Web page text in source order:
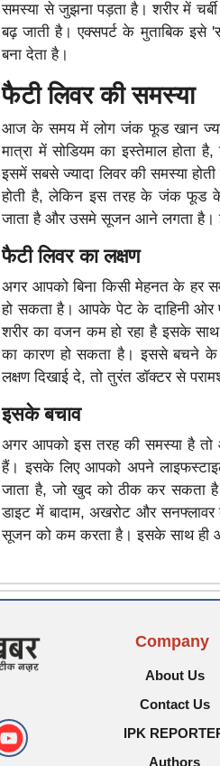
समस्या से जुझना पड़ता है। शरीर में
बढ़ जाती है। एक्सपर्ट के मुताबिक इसे
बना देता है।
फैटी लिवर की समस्या
आज के समय में लोग जंक फूड खान
मात्रा में सोडियम का इस्तेमाल होता
इसमें सबसे ज्यादा लिवर की समस्या
होती है, लेकिन इस तरह के जंक फूड के
जाता है और उसमे सूजन आने लगता है।
फैटी लिवर का लक्षण
अगर आपको बिना किसी मेहनत के हर
हो सकता है। आपके पेट के दाहिनी ओर
शरीर का वजन कम हो रहा है इसके
का कारण हो सकता है। इससे बचने के
लक्षण दिखाई दे, तो तुरंत डॉक्टर से
इसके बचाव
अगर आपको इस तरह की समस्या है
हैं। इसके लिए आपको अपने
जाता है, जो खुद को ठीक कर सकता
डाइट में बादाम, अखरोट और
सूजन को कम करता है। इसके साथ ही
Company
About Us
Contact Us
IPK
Authors